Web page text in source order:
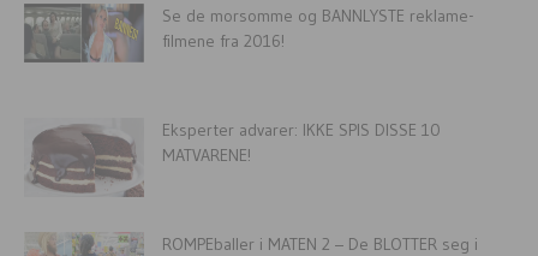
Se de morsomme og BANNLYSTE reklame-
filmene fra 2016!
Eksperter advarer: IKKE SPIS DISSE 10
MATVARENE!
ROMPEballer i MATEN 2 – De BLOTTER seg i